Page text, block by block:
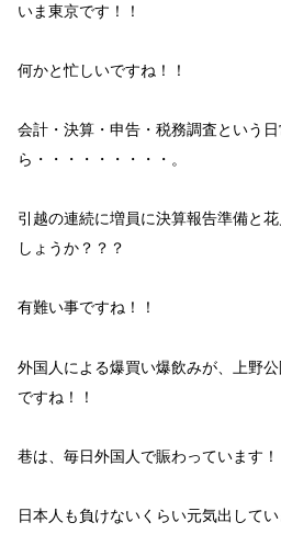
いま東京です！！
何かと忙しいですね！！
会計・決算・申告・税務調査という
ら・・・・・・・・・。
引越の連続に増員に決算報告準備と
しょうか？？？
有難い事ですね！！
外国人による爆買い爆飲みが、
上野
ですね！！
巷は、毎日外国人 で賑わっています！
日本人 も負けないくらい元気出してい